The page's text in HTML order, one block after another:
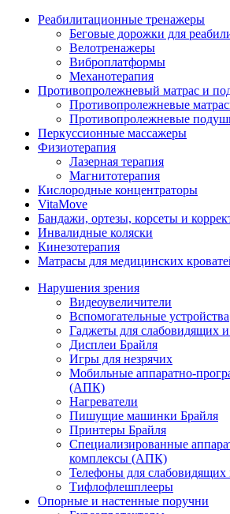
Реабилитационные тренажеры
Беговые дорожки для
Велотренажеры
Виброплатформы
Механотерапия
Противопролежневый матрас и
Противопролежневые
Противопролежневые
Перкуссионные массажеры
Физиотерапия
Лазерная терапия
Магнитотерапия
Кислородные концентраторы
VitaMove
Бандажи, ортезы, корсеты и
Инвалидные коляски
Кинезотерапия
Матрасы для медицинских
Нарушения зрения
Видеоувеличители
Вспомогательные устройства
Гаджеты для слабовидящих и
Дисплеи Брайля
Игры для незрячих
Мобильные аппаратно-
(АПК)
Нагреватели
Пишущие машинки Брайля
Принтеры Брайля
Специализированные
комплексы (АПК)
Телефоны для слабовидящих
Тифлофлешплееры
Опорные и настенные поручни